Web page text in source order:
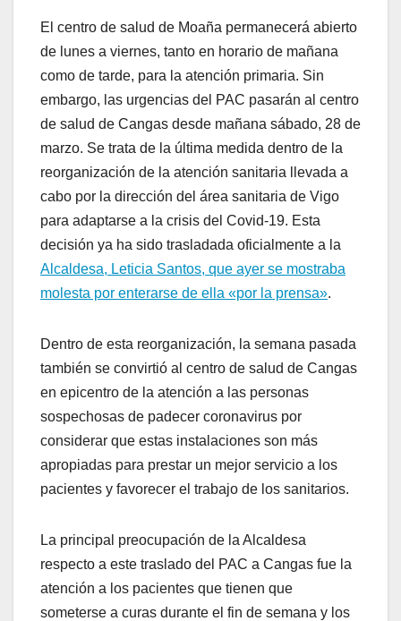
El centro de salud de Moaña permanecerá abierto
de lunes a viernes, tanto en horario de mañana
como de tarde, para la atención primaria. Sin
embargo, las urgencias del PAC pasarán al centro
de salud de Cangas desde mañana sábado, 28 de
marzo. Se trata de la última medida dentro de la
reorganización de la atención sanitaria llevada a
cabo por la dirección del área sanitaria de Vigo
para adaptarse a la crisis del Covid-19. Esta
decisión ya ha sido trasladada oficialmente a la
Alcaldesa, Leticia Santos, que ayer se mostraba
molesta por enterarse de ella «por la prensa».
Dentro de esta reorganización, la semana pasada
también se convirtió al centro de salud de Cangas
en epicentro de la atención a las personas
sospechosas de padecer coronavirus por
considerar que estas instalaciones son más
apropiadas para prestar un mejor servicio a los
pacientes y favorecer el trabajo de los sanitarios.
La principal preocupación de la Alcaldesa
respecto a este traslado del PAC a Cangas fue la
atención a los pacientes que tienen que
someterse a curas durante el fin de semana y los